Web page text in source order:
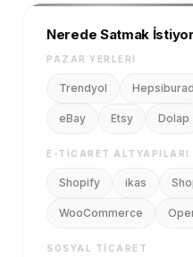
Nerede Satmak
PAZAR YERLERI
Trendyol
eBay Etsy Dolap
E-TICARET ALTYAPILARI
Shopify ikas
WooCommerce
SOSYAL TICARET